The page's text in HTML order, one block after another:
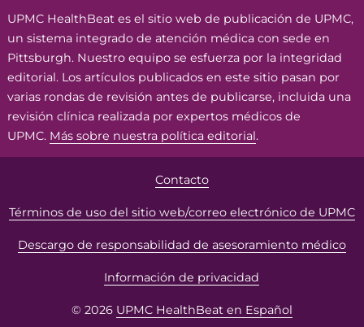
UPMC HealthBeat es el sitio web de publicación de UPMC,
un sistema integrado de atención médica con sede en
Pittsburgh. Nuestro equipo se esfuerza por la integridad
editorial. Los artículos publicados en este sitio pasan por
varias rondas de revisión antes de publicarse, incluida una
revisión clínica realizada por expertos médicos de
UPMC. Más sobre nuestra política editorial.
Contacto
Términos de uso del sitio web/correo electrónico de UPMC
Descargo de responsabilidad de asesoramiento médico
Información de privacidad
© 2026 UPMC HealthBeat en Español